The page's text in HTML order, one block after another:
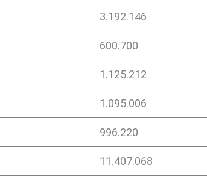
3.192.146
600.700
1.125.212
1.095.006
996.220
11.407.068